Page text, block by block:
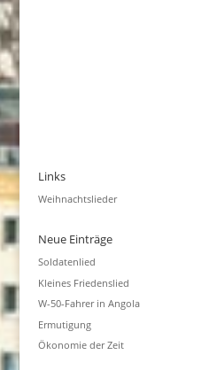
Links
Weihnachtslieder
Neue Einträge
Soldatenlied
Kleines Friedenslied
W-50-Fahrer in Angola
Ermutigung
Ökonomie der Zeit